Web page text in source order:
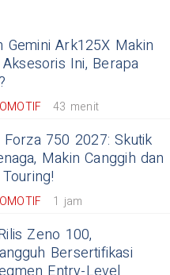
Ark125X Makin
Ini, Berapa
43 menit
750 2027: Skutik
Makin Canggih dan
1 jam
Zeno 100,
Bersertifikasi